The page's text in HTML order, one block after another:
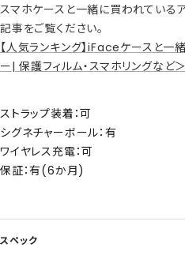
スマホケースと一緒に買われている
記事をご覧ください。
【人気ランキング】iFaceケースと
ー| 保護フィルム・スマホリングなど
ストラップ装着：可
シグネチャーボール：有
ワイヤレス充電：可
保証：有(6か月)
スペック